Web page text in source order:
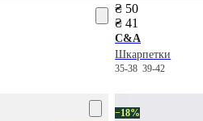
₴ 50
₴ 41
C&A
Шкарпетки
35-3839-42
−18%